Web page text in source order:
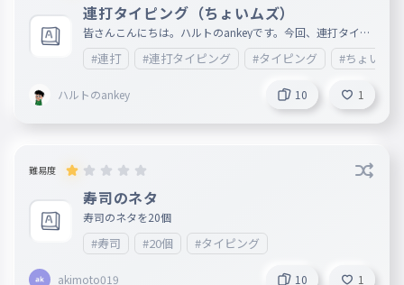
連打タイピング（ちょいムズ）
皆さんこんにちは。ハルトのankeyです。今回、連打タイピ
ング（ちょいムズ）です。普通に、ネタ切れてます。助けて
。あと、名前は言いたくなかったのですが、あいかさん。僕
のこと嫌いですか？こんな質問してすみませんですが、理由
は、なんか、ちょっと距離置かれてる気がして...。本当にこ
んなこと言って申し訳ございません。もし、嫌いじゃなかっ
たら、8月10日の日にタイピング3本くらい投稿します。い
#連打 #連打タイピング #タイピング #ちょいムズ
ハルトのankey 10 1
難易度
寿司のネタ
寿司のネタを20個
#寿司 #20個 #タイピング
akimoto019 10 1